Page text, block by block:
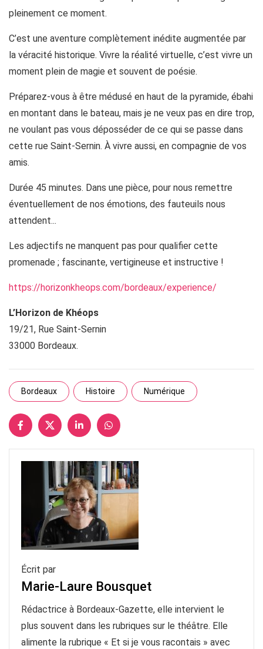
pleinement ce moment.
C’est une aventure complètement inédite augmentée par
la véracité historique. Vivre la réalité virtuelle, c’est vivre un
moment plein de magie et souvent de poésie.
Préparez-vous à être médusé en haut de la pyramide, ébahi
en montant dans le bateau, mais je ne veux pas en dire trop,
ne voulant pas vous déposséder de ce qui se passe dans
cette rue Saint-Sernin. À vivre aussi, en compagnie de vos
amis.
Durée 45 minutes. Dans une pièce, pour nous remettre
éventuellement de nos émotions, des fauteuils nous
attendent...
Les adjectifs ne manquent pas pour qualifier cette
promenade ; fascinante, vertigineuse et instructive !
https://horizonkheops.com/bordeaux/experience/
L’Horizon de Khéops
19/21, Rue Saint-Sernin
33000 Bordeaux.
Bordeaux Histoire Numérique
Écrit par
Marie-Laure Bousquet
Rédactrice à Bordeaux-Gazette, elle intervient le
plus souvent dans les rubriques sur le théâtre. Elle
alimente la rubrique « Et si je vous racontais » avec